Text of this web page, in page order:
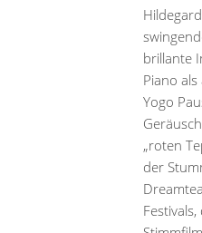
brillante
Piano
Yogo
„roten
der